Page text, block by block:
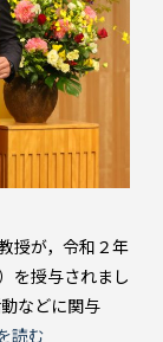
授が，令和２年
を授与されまし
などに関与
読む